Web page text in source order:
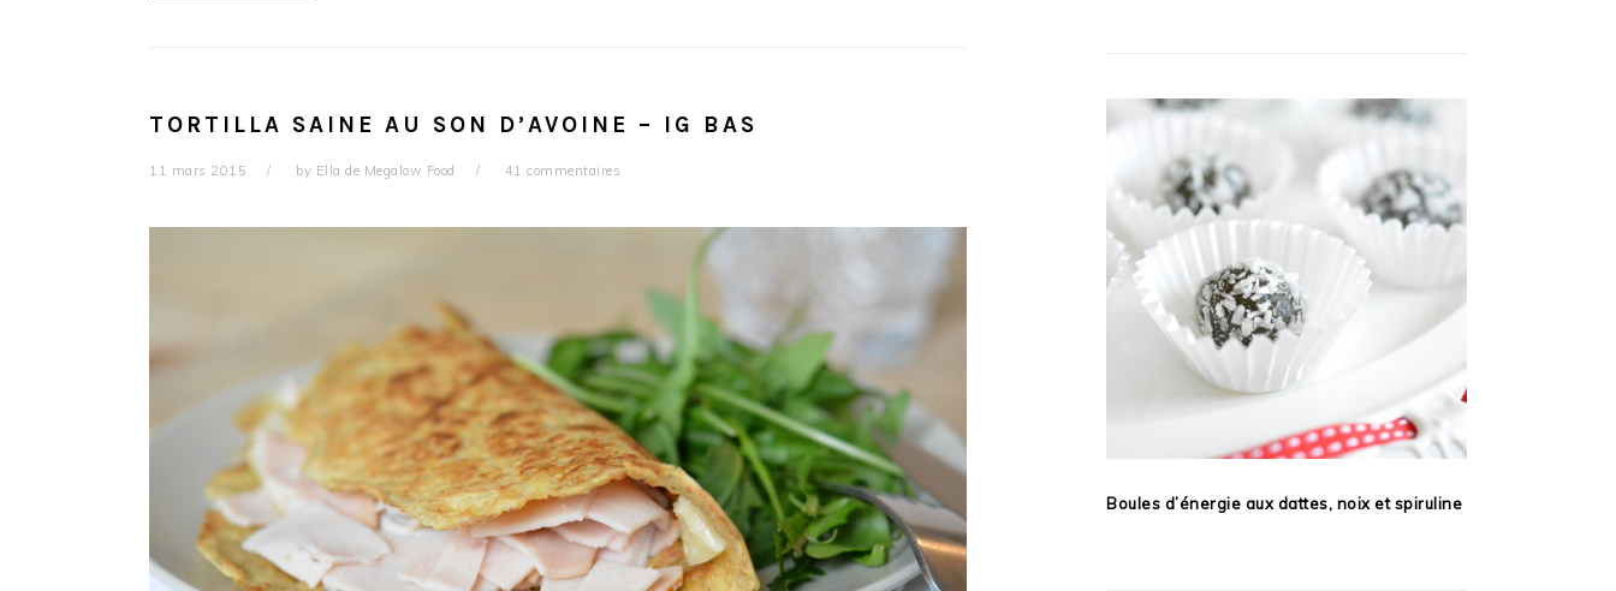
TORTILLA SAINE AU SON D’AVOINE – IG BAS
11 mars 2015 by Ella de Megalow Food 41 commentaires
Boules d’énergie aux dattes, noix et spiruline